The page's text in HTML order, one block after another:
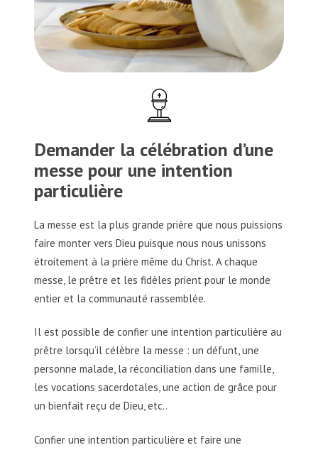
Demander la célébration d’une
messe pour une intention
particulière
La messe est la plus grande prière que nous puissions
faire monter vers Dieu puisque nous nous unissons
étroitement à la prière même du Christ. A chaque
messe, le prêtre et les fidèles prient pour le monde
entier et la communauté rassemblée.
Il est possible de confier une intention particulière au
prêtre lorsqu’il célèbre la messe : un défunt, une
personne malade, la réconciliation dans une famille,
les vocations sacerdotales, une action de grâce pour
un bienfait reçu de Dieu, etc..
Confier une intention particulière et faire une